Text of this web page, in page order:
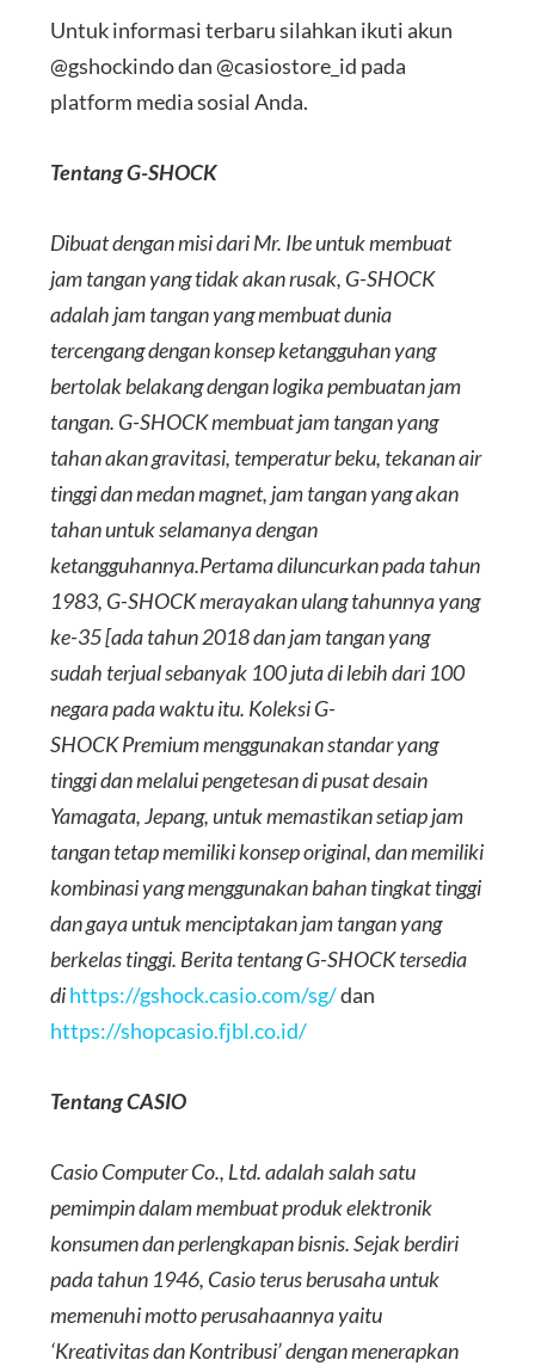
Untuk informasi terbaru silahkan ikuti akun
@gshockindo dan @casiostore_id pada
platform media sosial Anda.
Tentang G-SHOCK
Dibuat dengan misi dari Mr. Ibe untuk membuat
jam tangan yang tidak akan rusak, G-SHOCK
adalah jam tangan yang membuat dunia
tercengang dengan konsep ketangguhan yang
bertolak belakang dengan logika pembuatan jam
tangan. G-SHOCK membuat jam tangan yang
tahan akan gravitasi, temperatur beku, tekanan air
tinggi dan medan magnet, jam tangan yang akan
tahan untuk selamanya dengan
ketangguhannya.Pertama diluncurkan pada tahun
1983, G-SHOCK merayakan ulang tahunnya yang
ke-35 [ada tahun 2018 dan jam tangan yang
sudah terjual sebanyak 100 juta di lebih dari 100
negara pada waktu itu. Koleksi G-
SHOCK Premium menggunakan standar yang
tinggi dan melalui pengetesan di pusat desain
Yamagata, Jepang, untuk memastikan setiap jam
tangan tetap memiliki konsep original, dan memiliki
kombinasi yang menggunakan bahan tingkat tinggi
dan gaya untuk menciptakan jam tangan yang
berkelas tinggi. Berita tentang G-SHOCK tersedia
dihttps://gshock.casio.com/sg/dan
https://shopcasio.fjbl.co.id/
Tentang CASIO
Casio Computer Co., Ltd. adalah salah satu
pemimpin dalam membuat produk elektronik
konsumen dan perlengkapan bisnis. Sejak berdiri
pada tahun 1946, Casio terus berusaha untuk
memenuhi motto perusahaannya yaitu
‘Kreativitas dan Kontribusi’ dengan menerapkan